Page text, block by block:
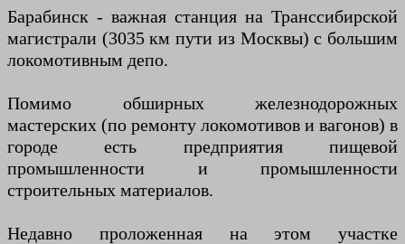
Барабинск - важная станция на Транссибирской
магистрали (3035 км пути из Москвы) с большим
локомотивным депо.
Помимо обширных железнодорожных
мастерских (по ремонту локомотивов и вагонов) в
городе есть предприятия пищевой
промышленности и промышленности
строительных материалов.
Недавно проложенная на этом участке